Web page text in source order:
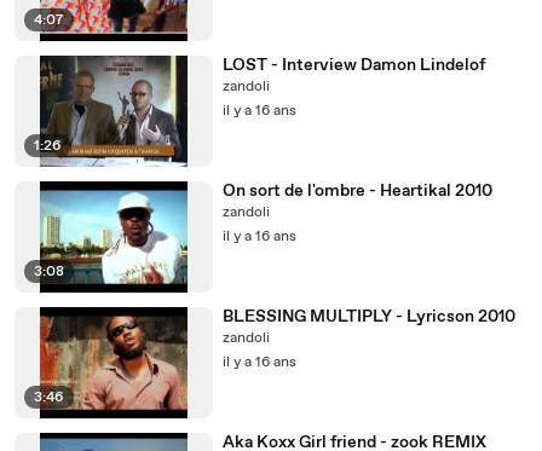
4:07
1:26
LOST - Interview Damon Lindelof
zandoli
il y a 16 ans
3:08
On sort de l'ombre - Heartikal 2010
zandoli
il y a 16 ans
3:46
BLESSING MULTIPLY - Lyricson 2010
zandoli
il y a 16 ans
Aka Koxx Girl friend - zook REMIX